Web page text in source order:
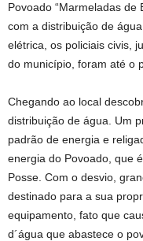
Povoado “Marmeladas de
com a distribuição de
elétrica, os policiais civis,
do município, foram até o
Chegando ao local
distribuição de água. Um
padrão de energia e
energia do Povoado, que
Posse. Com o desvio,
destinado para a sua
equipamento, fato que
d´água que abastece o